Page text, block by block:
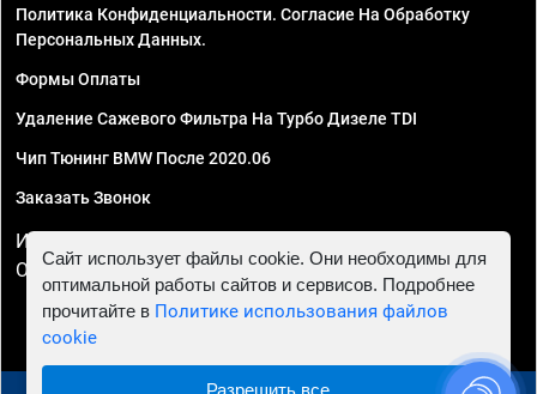
Политика Конфиденциальности. Согласие На Обработку
Персональных Данных.
Формы Оплаты
Удаление Сажевого Фильтра На Турбо Дизеле TDI
Чип Тюнинг BMW После 2020.06
Заказать Звонок
ИП Смирнов Георгий Павлович. ИНН 781302555843,
ОГРНИП 324470400032610
Сайт использует файлы cookie. Они необходимы для
оптимальной работы сайтов и сервисов. Подробнее
прочитайте в Политике использования файлов
cookie
Разрешить все